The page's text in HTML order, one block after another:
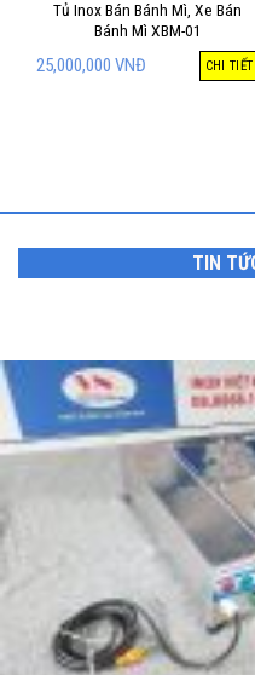
Tủ Inox Bán Bánh Mì, Xe Bán
Bánh Mì XBM-01
25,000,000 VNĐ CHI TIẾT
TIN